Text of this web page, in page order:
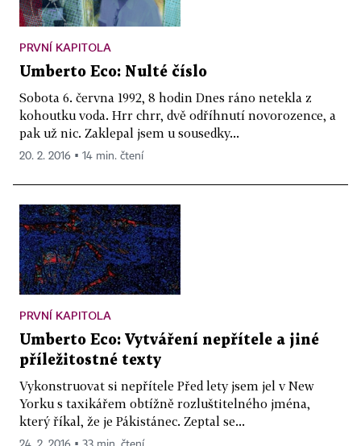
PRVNÍ KAPITOLA
Umberto Eco: Nulté číslo
Sobota 6. června 1992, 8 hodin Dnes ráno netekla z
kohoutku voda. Hrr chrr, dvě odříhnutí novorozence, a
pak už nic. Zaklepal jsem u sousedky...
20. 2. 2016 ▪ 14 min. čtení
PRVNÍ KAPITOLA
Umberto Eco: Vytváření nepřítele a jiné
příležitostné texty
Vykonstruovat si nepřítele Před lety jsem jel v New
Yorku s taxikářem obtížně rozluštitelného jména,
který říkal, že je Pákistánec. Zeptal se...